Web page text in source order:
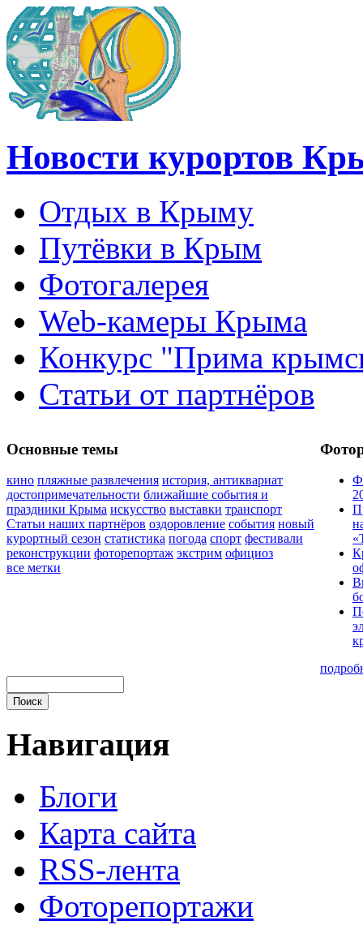
Новости курортов
Отдых в Крыму
Путёвки в Крым
Фотогалерея
Web-камеры Крыма
Конкурс "Прима
Статьи от партнёров
Основные темы
кино пляжные развлечения история, антиквариат
достопримечательности ближайшие события и
праздники Крыма искусство выставки транспорт
Статьи наших партнёров оздоровление события новый
курортный сезон статистика погода спорт фестивали
реконструкции фоторепортаж экстрим официоз
все метки
Навигация
Блоги
Карта сайта
RSS-лента
Фоторепортажи